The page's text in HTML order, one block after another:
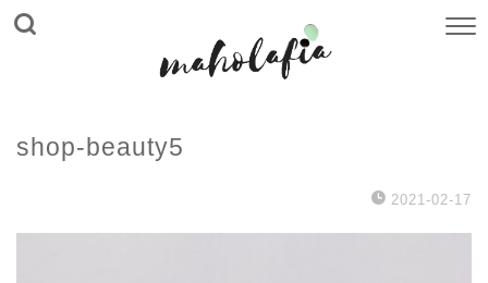
shop-beauty5
2021-02-17